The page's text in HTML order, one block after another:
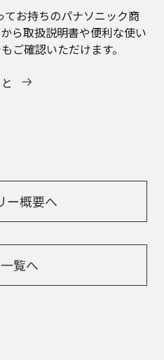
てお持ちのパナソニック商
ら取扱説明書や便利な使い
ご確認いただけます。
ー概要へ
覧へ